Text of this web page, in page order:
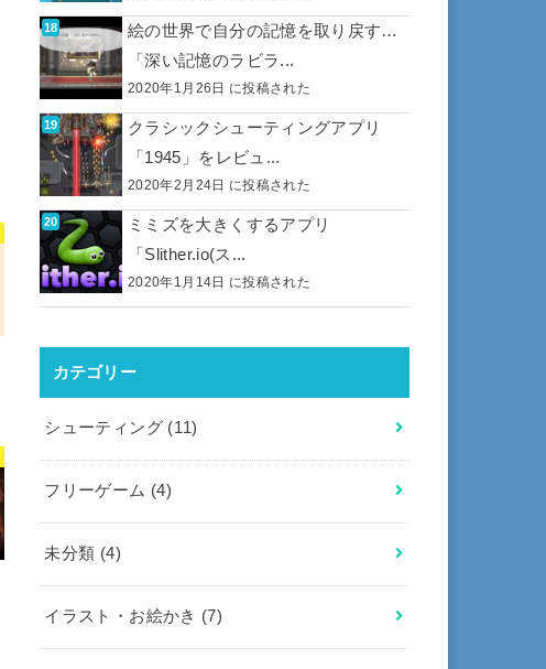
絵の世界で自分の記憶を取り戻す…
「深い記憶のラビラ...
2020年1月26日 に投稿された
クラシックシューティングアプリ
「1945」をレビュ...
2020年2月24日 に投稿された
ミミズを大きくするアプリ
「Slither.io(ス...
2020年1月14日 に投稿された
カテゴリー
シューティング (11)
フリーゲーム (4)
未分類 (4)
イラスト・お絵かき (7)